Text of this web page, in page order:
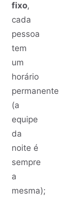
fixo,
cada
pessoa
tem
um
horário
permanente
(a
equipe
da
noite é
sempre
a
mesma);